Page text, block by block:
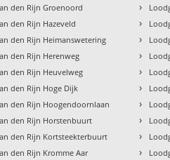
den Rijn Groenoord
den Rijn Hazeveld
den Rijn Heimanswetering
den Rijn Herenweg
den Rijn Heuvelweg
den Rijn Hoge Dijk
den Rijn Hoogendoornlaan
den Rijn Horstenbuurt
den Rijn Kortsteekterbuurt
den Rijn Kromme Aar
›
›
›
›
›
›
›
›
›
›